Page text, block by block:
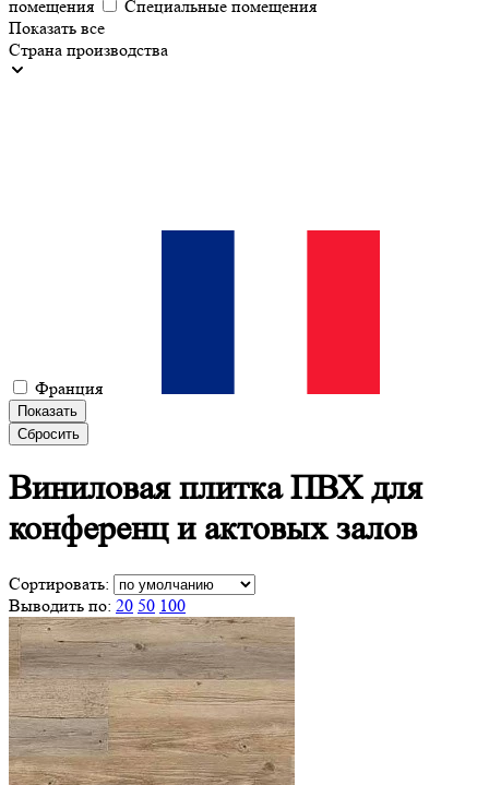
помещения
Специальные помещения
Показать все
Страна производства
Франция
Показать
Сбросить
Виниловая плитка ПВХ для
конференц и актовых залов
Сортировать:
Выводить по: 20 50 100